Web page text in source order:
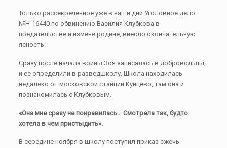
Только рассекреченное уже в наши дни Уголовное дело
№Н-16440 по обвинению Василия Клубкова в
предательстве и измене родине, внесло окончательную
ясность.
Сразу после начала войны Зоя записалась в добровольцы,
и ее определили в разведшколу. Школа находилась
недалеко от московской станции Кунцево, там она и
познакомилась с Клубковым.
«Она мне сразу не понравилась… Смотрела так, будто
хотела в чем пристыдить».
В середине ноября в школу поступил приказ сжечь